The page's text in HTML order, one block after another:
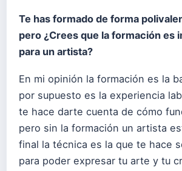
Te has formado de forma
pero ¿Crees que la formación es
para un artista?
En mi opinión la formación es la
por supuesto es la experiencia
te hace darte cuenta de cómo
pero sin la formación un artista
final la técnica es la que te hace
para poder expresar tu arte y tu